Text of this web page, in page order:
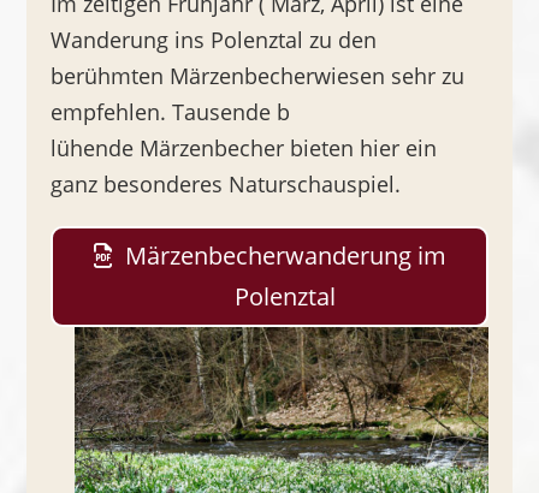
Wanderung ins Polenztal zu den
berühmten Märzenbecherwiesen sehr zu
empfehlen. Tausende b
lühende Märzenbecher bieten hier ein
ganz besonderes Naturschauspiel.
Märzenbecherwanderung im
Polenztal